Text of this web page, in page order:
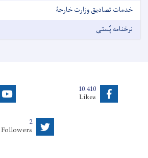
خدمات تصادیق وزارت خارجۀ
نرخنامه پُستی
10.410
Likes
2
Followers